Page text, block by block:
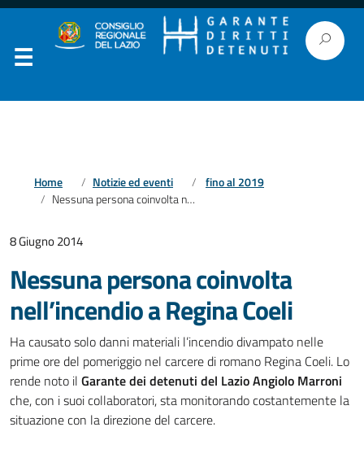
Home Notizie ed eventi
fino al 2019
Nessuna persona coinvolta nell’incendio a Regina Coeli
8 Giugno 2014
Nessuna persona coinvolta
nell’incendio a Regina Coeli
Ha causato solo danni materiali l’incendio divampato nelle
prime ore del pomeriggio nel carcere di romano Regina Coeli. Lo
rende noto il Garante dei detenuti del Lazio Angiolo Marroni
che, con i suoi collaboratori, sta monitorando costantemente la
situazione con la direzione del carcere.